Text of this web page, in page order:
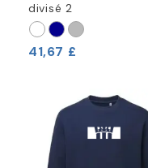
divisé 2
41,67 £